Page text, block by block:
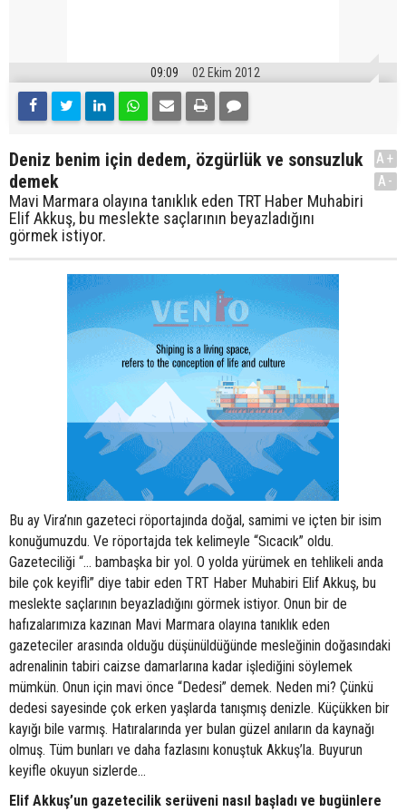
09:09 02 Ekim 2012
Deniz benim için dedem, özgürlük ve sonsuzluk
demek
Mavi Marmara olayına tanıklık eden TRT Haber Muhabiri
Elif Akkuş, bu meslekte saçlarının beyazladığını
görmek istiyor.
A+
A-
Bu ay Vira’nın gazeteci röportajında doğal, samimi ve içten bir isim
konuğumuzdu. Ve röportajda tek kelimeyle “Sıcacık” oldu.
Gazeteciliği “… bambaşka bir yol. O yolda yürümek en tehlikeli anda
bile çok keyifli” diye tabir eden TRT Haber Muhabiri Elif Akkuş, bu
meslekte saçlarının beyazladığını görmek istiyor. Onun bir de
hafızalarımıza kazınan Mavi Marmara olayına tanıklık eden
gazeteciler arasında olduğu düşünüldüğünde mesleğinin doğasındaki
adrenalinin tabiri caizse damarlarına kadar işlediğini söylemek
mümkün. Onun için mavi önce “Dedesi” demek. Neden mi? Çünkü
dedesi sayesinde çok erken yaşlarda tanışmış denizle. Küçükken bir
kayığı bile varmış. Hatıralarında yer bulan güzel anıların da kaynağı
olmuş. Tüm bunları ve daha fazlasını konuştuk Akkuş’la. Buyurun
keyifle okuyun sizlerde…
Elif Akkuş’un gazetecilik serüveni nasıl başladı ve bugünlere